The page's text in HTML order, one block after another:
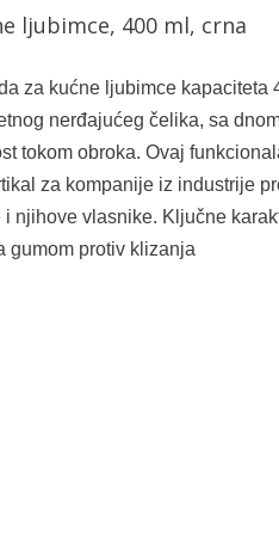
ljubimce, 400 ml, crna
za kućne ljubimce kapaciteta
nerđajućeg čelika, sa
tokom obroka. Ovaj
za kompanije iz industrije
njihove vlasnike. Ključne
gumom protiv klizanja